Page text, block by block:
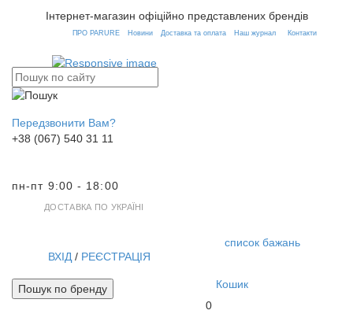
Інтернет-магазин офіційно представлених брендів
ПРО PARURE Новини Доставка та оплата Наш журнал Контакти
Передзвонити Вам?
+38 (067) 540 31 11
пн-пт 9:00 - 18:00
ДОСТАВКА ПО УКРАЇНІ
список бажань
ВХІД / РЕЄСТРАЦІЯ
Кошик
0
Пошук по бренду